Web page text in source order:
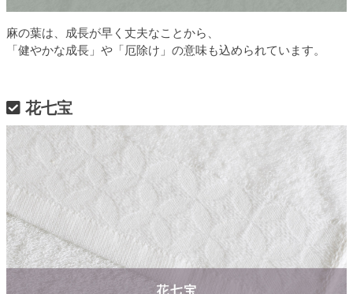
麻の葉は、成長が早く丈夫なことから、
「健やかな成長」や「厄除け」の意味も込められています。
花七宝